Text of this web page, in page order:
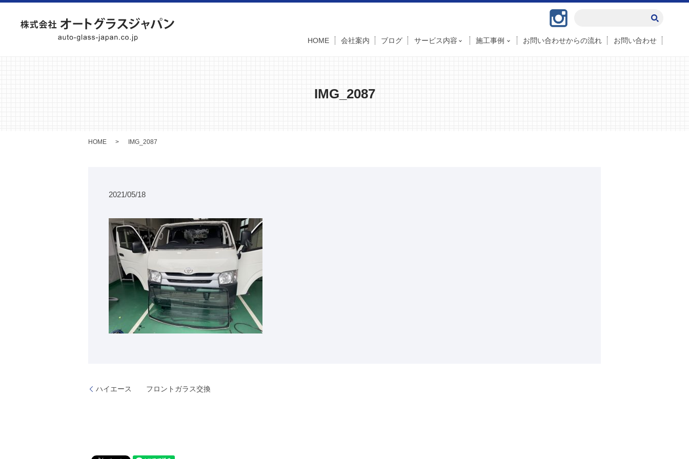
HOME 会社案内 ブログ サービス内容 施工事例 お問い合わせからの流れ お問い合わせ
IMG_2087
HOME IMG_2087
2021/05/18
ハイエース フロントガラス交換